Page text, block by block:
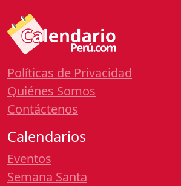
Políticas de Privacidad
Quiénes Somos
Contáctenos
Calendarios
Eventos
Semana Santa